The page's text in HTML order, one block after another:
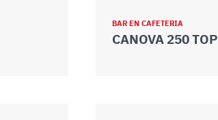
BAR EN CAFETERIA
CANOVA 250 TOP